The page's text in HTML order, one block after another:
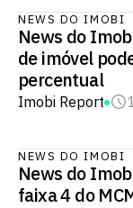
NEWS DO IMOBI
News do
de imóvel
percentual
Imobi Report
NEWS DO IMOBI
News do
faixa 4 do